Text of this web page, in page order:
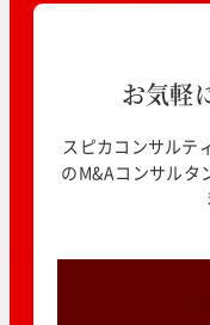
お気軽
スピカコンサルテ
のM&Aコンサルタ